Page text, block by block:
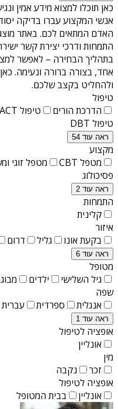
כאן תוכלו למצוא מידע אמין
אנשי המקצוע עברו בדיקה
האדם המתאים לכם. באתר
התמחות ודרכי יצירת קשר
בתהליך הבחירה – לאפשר
אחד, בצורה ברורה ונעימה.
ולהחליט בקצב שלכם.
טיפול
הדרכת הורים
טיפול ACT
טיפול DBT
ראה עוד 54
מקצוע
מטפל CBT
מטפל זוגי
פסיכולוג
ראה עוד 2
התמחות
קלינית
איזור
בקעת אונו
גליל דרום
ראה עוד 6
מטופל
גיל השלישי
ילדים
שפה
אנגלית
ספרדית עברית
ראה עוד 1
אופציה לטיפול
אונליין
מין
זכר
נקבה
אופציה לטיפול
אונליין
בבית המטופל